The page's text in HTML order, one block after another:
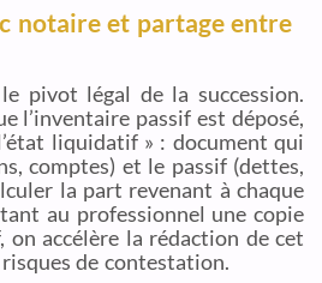
notaire et partage entre
pivot légal de la succession.
l’inventaire passif est déposé,
liquidatif » : document qui
comptes) et le passif (dettes,
la part revenant à chaque
au professionnel une copie
accélère la rédaction de cet
de contestation.